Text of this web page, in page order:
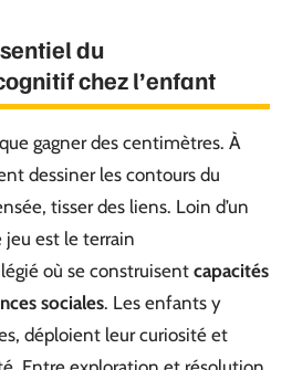
du
chez l’enfant
gagner des centimètres. À
dessiner les contours du
tisser des liens. Loin d’un
jeu est le terrain
où se construisent capacités
sociales. Les enfants y
déploient leur curiosité et